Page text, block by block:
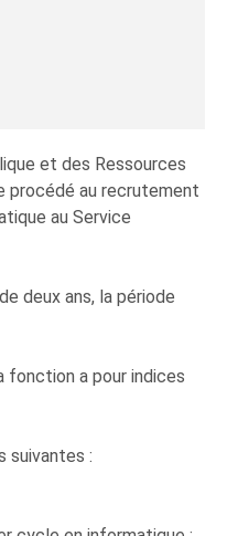
et des Ressources
procédé au recrutement
au Service
deux ans, la période
fonction a pour indices
suivantes :